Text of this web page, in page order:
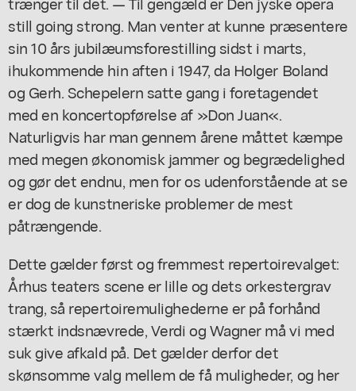
still going strong. Man venter at kunne præsentere
sin 10 års jubilæumsforestilling sidst i marts,
ihukommende hin aften i 1947, da Holger Boland
og Gerh. Schepelern satte gang i foretagendet
med en koncertopførelse af »Don Juan«.
Naturligvis har man gennem årene måttet kæmpe
med megen økonomisk jammer og begrædelighed
og gør det endnu, men for os udenforstående at se
er dog de kunstneriske problemer de mest
påtrængende.
Dette gælder først og fremmest repertoirevalget:
Århus teaters scene er lille og dets orkestergrav
trang, så repertoiremulighederne er på forhånd
stærkt indsnævrede, Verdi og Wagner må vi med
suk give afkald på. Det gælder derfor det
skønsomme valg mellem de få muligheder, og her